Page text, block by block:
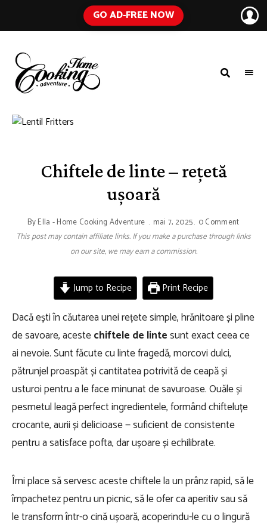
GO AD-FREE NOW
COOKING
ADVENTURE
Blog
with
Chiftele de linte – rețetă
ușoară
ByElla - Home Cooking Adventure mai 7, 2025 0 Comment
This post may contain affiliate links. If you make a purchase through links
on our site, we may earn a commission.
Jump to Recipe Print Recipe
Dacă ești în căutarea unei rețete simple, hrănitoare și pline
de savoare, acestechiftele de lintesunt exact ceea ce
ai nevoie. Sunt făcute cu linte fragedă, morcovi dulci,
pătrunjel proaspăt și cantitatea potrivită de ceapă și
usturoi pentru a le face minunat de savuroase. Ouăle și
pesmetul leagă perfect ingredientele, formând chifteluțe
crocante, aurii și delicioase — suficient de consistente
pentru a satisface pofta, dar ușoare și echilibrate.
Îmi place să servesc aceste chiftele la un prânz rapid, să le
împachetez pentru un picnic, să le ofer ca aperitiv sau să
le transform într-o cină ușoară, acoperindu-le cu o lingură